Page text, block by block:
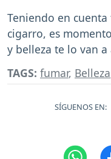
Teniendo en cuenta
cigarro, es
y belleza te lo van a
TAGS: fumar, Belleza
SÍGUENOS EN: